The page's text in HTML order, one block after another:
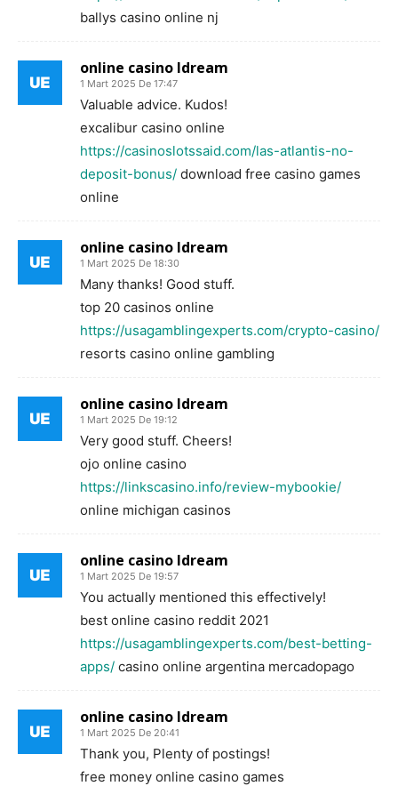
ballys casino online nj
online casino ldream
1 Mart 2025 De 17:47
Valuable advice. Kudos!
excalibur casino online
https://casinoslotssaid.com/las-atlantis-no-
deposit-bonus/ download free casino games
online
online casino ldream
1 Mart 2025 De 18:30
Many thanks! Good stuff.
top 20 casinos online
https://usagamblingexperts.com/crypto-casino/
resorts casino online gambling
online casino ldream
1 Mart 2025 De 19:12
Very good stuff. Cheers!
ojo online casino
https://linkscasino.info/review-mybookie/
online michigan casinos
online casino ldream
1 Mart 2025 De 19:57
You actually mentioned this effectively!
best online casino reddit 2021
https://usagamblingexperts.com/best-betting-
apps/ casino online argentina mercadopago
online casino ldream
1 Mart 2025 De 20:41
Thank you, Plenty of postings!
free money online casino games